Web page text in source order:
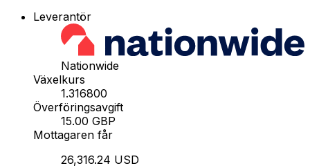
Leverantör
Nationwide
Växelkurs
1.316800
Överföringsavgift
15.00 GBP
Mottagaren får
26,316.24 USD